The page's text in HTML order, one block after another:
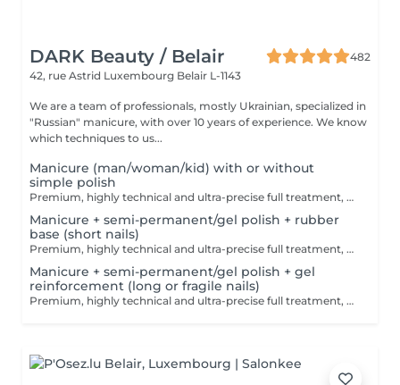
DARK Beauty / Belair
482
42, rue Astrid Luxembourg Belair L-1143
We are a team of professionals, mostly Ukrainian, specialized in
"Russian" manicure, with over 10 years of experience. We know
which techniques to us...
Manicure (man/woman/kid) with or without
simple polish
Premium, highly technical and ultra-precise full treatment, performed mainly with an e-file to achieve a perfectly clean nail contour and apply the polish as close as possible, even slightly under the cuticle. This technique helps visually delay the regrowth by around 10 days. Visual result: -Extremely well-groomed nails, clean contours, flawless shape -Instagram / photo studio effect: neat, precise, with no visible dry skin Service content: -Removal of old semi-permanent and/or gel polish (if needed, please book accordingly this option via this screen) -Very meticulous preparation of the nail plate -Removal of dead skin -Shape and file nails -Gentle cuticle care -Application of a transparent simple polish (if desired) OR application of your own simple polish to bring with you (if needed, please book accordingly this option via this screen) -Application of cuticle oil and hand cream
Manicure + semi-permanent/gel polish + rubber
base (short nails)
Premium, highly technical and ultra-precise full treatment, performed mainly with an e-file to achieve a perfectly clean nail contour and apply the polish as close as possible, even slightly under the cuticle. This technique helps visually delay the regrowth by around 10 days. Visual result: -Extremely well-groomed nails, clean contours, flawless shape -Instagram / photo studio effect: neat, precise, with no visible dry skin We also include a base coat, recommended for short nails in good condition. A perfect solution for flawless and long-lasting nails: -The average durability is 4 weeks!! Service content -> 80€ : -Removal of old semi-permanent and/or gel (if needed, already include in this price/service) -Very meticulous preparation of the nail plate -Removal of dead skin -Shape and file nails -Gentle cuticle care -Rubber base -Application of semi-permanent nail polish -Application of cuticle oil and hand cream Optional : -Price per nail extension on up to 5 nails (if so please book "WITH simple design") +3€/nail -Price per nail for nail art on up to 5 nails (if so please book "WITH simple design") +3€/nail -Price for simple design (French, Chrome, Baby Boomer, Cat Eyes, Stickers, Foil) 6-10 nails -> +20€ -Price for complex design (3D, Hand drawings, Stamping, French with Chrome, Baby Boomer with Chrome, French with Cat Eyes) 6-10 nails -> +30€
Manicure + semi-permanent/gel polish + gel
reinforcement (long or fragile nails)
Premium, highly technical and ultra-precise full treatment, performed mainly with an e-file to achieve a perfectly clean nail contour and apply the polish as close as possible, even slightly under the cuticle. This technique helps visually delay the regrowth by around 10 days. Visual result: -Extremely well-groomed nails, clean contours, flawless shape -Instagram / photo studio effect: neat, precise, with no visible dry skin We also include a gel reinforcement, recommended for long or fragile or broken nails. A perfect solution for flawless and long-lasting nails: -The average durability is 4 weeks!! Service content -> 95€ : -Removal of old semi-permanent and/or gel polish (if needed, already include in this price/service) -Very meticulous preparation of the nail plate -Removal of dead skin -Shape and file nails -Gentle cuticle care -Correction of the nail shape -Gel reinforcement -Application of semi-permanent nail polish -Application of cuticle oil and hand cream Optional : -Price per nail extension on up to 5 nails (if so please book "WITH simple design") +3€/nail -Price per nail for nail art on up to 5 nails (if so please book "WITH simple design") +3€/nail -Price for simple design (French, Chrome, Baby Boomer, Cat Eyes, Stickers, Foil) 6-10 nails -> +20€ -Price for complex design (3D, Hand drawings, Stamping, French with Chrome, Baby Boomer with Chrome, French with Cat Eyes) 6-10 nails -> +30€